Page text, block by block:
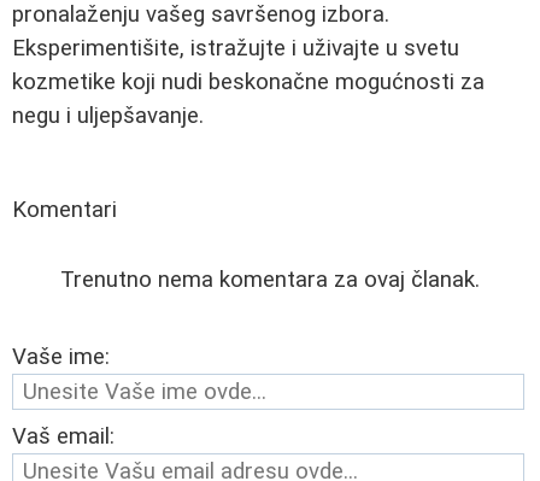
pronalaženju vašeg savršenog izbora.
Eksperimentišite, istražujte i uživajte u svetu
kozmetike koji nudi beskonačne mogućnosti za
negu i uljepšavanje.
Komentari
Trenutno nema komentara za ovaj članak.
Vaše ime:
Vaš email: